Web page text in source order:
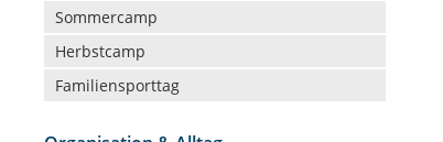
Sommercamp
Herbstcamp
Familiensporttag